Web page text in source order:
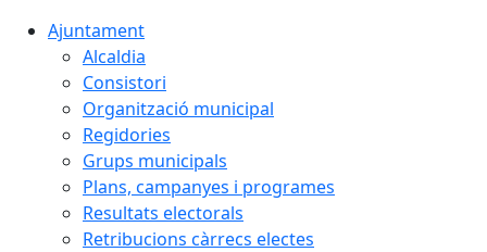
Ajuntament
Alcaldia
Consistori
Organització municipal
Regidories
Grups municipals
Plans, campanyes i programes
Resultats electorals
Retribucions càrrecs electes